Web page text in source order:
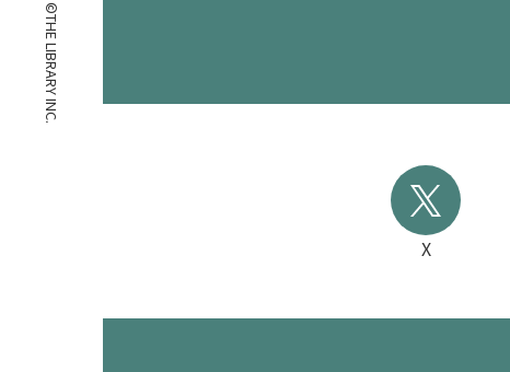
X
©THE LIBRARY INC.